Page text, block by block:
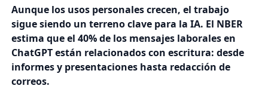
Aunque los usos personales crecen, el trabajo
sigue siendo un terreno clave para la IA. El NBER
estima que el 40% de los mensajes laborales en
ChatGPT están relacionados con escritura: desde
informes y presentaciones hasta redacción de
correos.